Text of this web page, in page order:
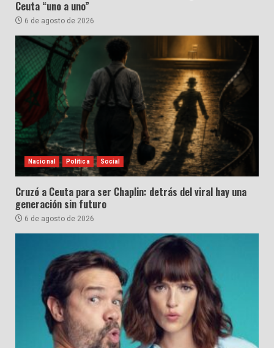
Ceuta “uno a uno”
6 de agosto de 2026
Nacional Política Social
Cruzó a Ceuta para ser Chaplin: detrás del viral hay una
generación sin futuro
6 de agosto de 2026